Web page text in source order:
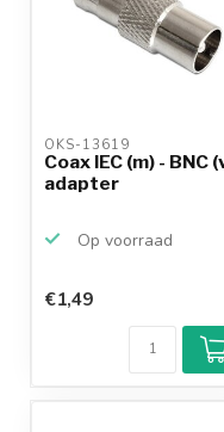
OKS-13619
Coax IEC (m) - BNC
adapter
Op voorraad
€1,49